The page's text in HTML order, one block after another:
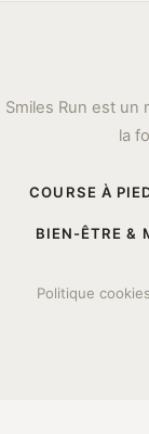
Smiles Run est un
la
COURSE À
BIEN-ÊTRE &
Politique cookies